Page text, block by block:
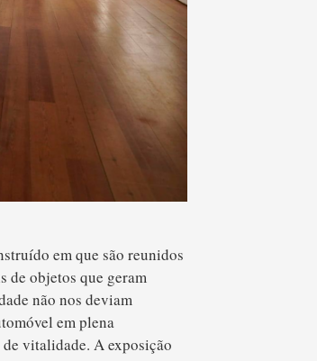
em que são reunidos
de objetos que geram
não nos deviam
em plena
vitalidade. A exposição